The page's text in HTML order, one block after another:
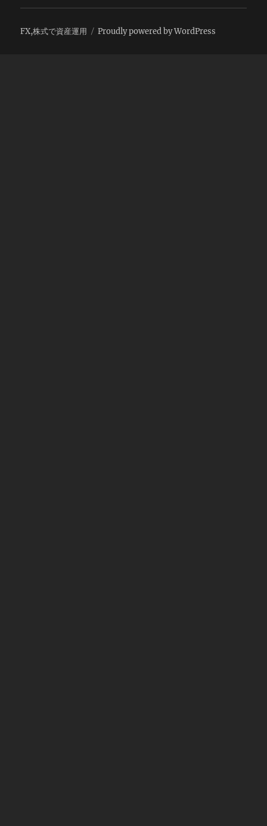
FX,株式で資産運用 Proudly powered by WordPress